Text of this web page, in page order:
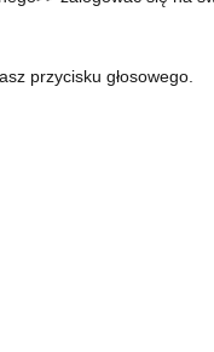
przycisku głosowego.